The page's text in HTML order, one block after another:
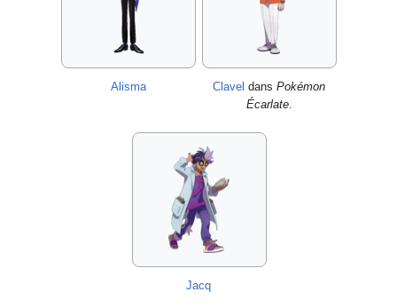
Alisma Clavel dans Pokémon
Écarlate.
Jacq